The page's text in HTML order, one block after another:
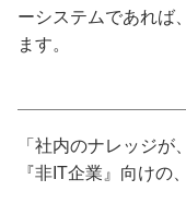
ーシステムであれば
ます。
「社内のナレッジが
『非IT企業』向けの